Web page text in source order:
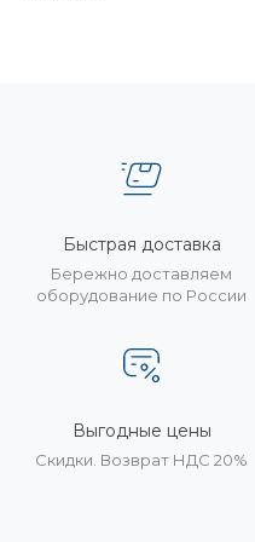
Быстрая доставка
Бережно доставляем
оборудование по России
Выгодные цены
Скидки. Возврат НДС 20%